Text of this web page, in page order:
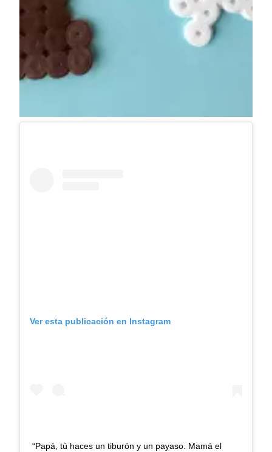
Ver esta publicación en Instagram
“Papá, tú haces un tiburón y un payaso. Mamá el